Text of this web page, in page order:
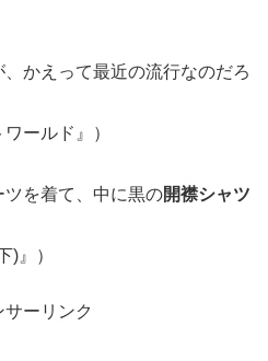
、かえって最近の流行なのだろ
ールド』）
ツを着て、中に黒の開襟シャツ
)』）
サーリンク